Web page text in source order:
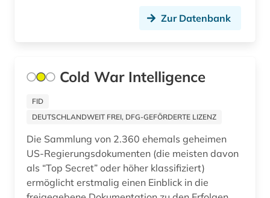
Zur Datenbank
Cold War Intelligence
FID
DEUTSCHLANDWEIT FREI, DFG-GEFÖRDERTE LIZENZ
Die Sammlung von 2.360 ehemals geheimen
US-Regierungsdokumenten (die meisten davon
als “Top Secret” oder höher klassifiziert)
ermöglicht erstmalig einen Einblick in die